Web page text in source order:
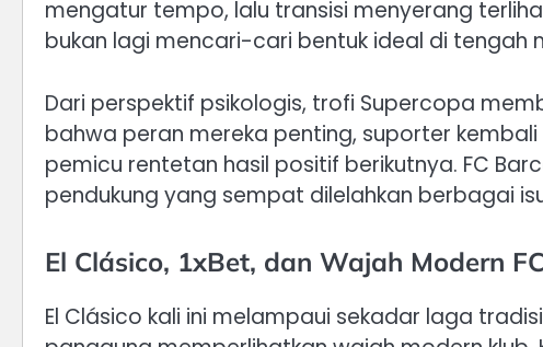
mengatur tempo, lalu transisi menyerang
bukan lagi mencari-cari bentuk ideal di tengah
Dari perspektif psikologis, trofi Supercopa
bahwa peran mereka penting, suporter
pemicu rentetan hasil positif berikutnya. FC
pendukung yang sempat dilelahkan berbagai
El Clásico, 1xBet, dan Wajah Modern
El Clásico kali ini melampaui sekadar laga